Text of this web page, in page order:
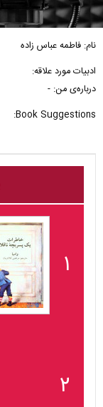
نام: فاطمه عباس زاده
ادبیات مورد علاقه:
درباره‌ی من: -
Book Suggestions:
۱
۲